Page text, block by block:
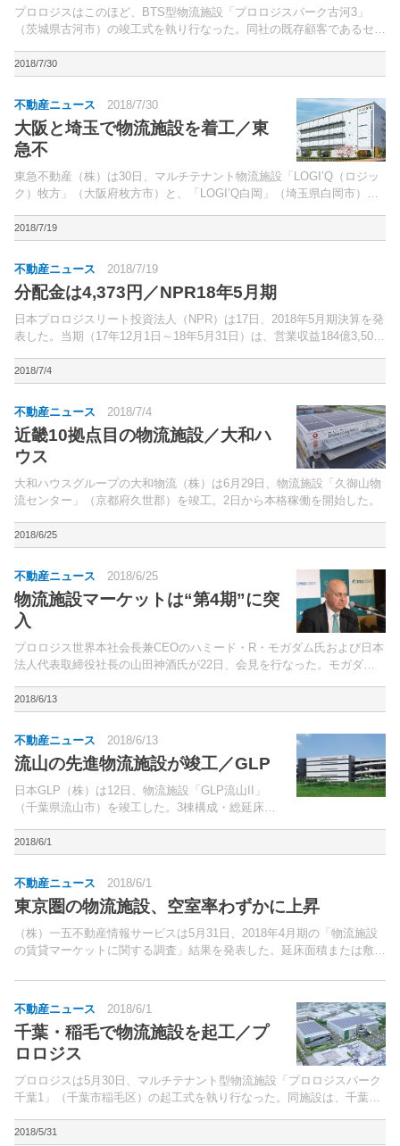
プロロジスはこのほど、BTS型物流施設「プロロジスパーク古河3」
（茨城県古河市）の竣工式を執り行なった。同社の既存顧客であるセン
2018/7/30
不動産ニュース 2018/7/30
大阪と埼玉で物流施設を着工／東
急不
東急不動産（株）は30日、マルチテナント物流施設「LOGI’Q（ロジッ
ク）牧方」（大阪府枚方市）と、「LOGI’Q白岡」（埼玉県白岡市）の
2018/7/19
不動産ニュース 2018/7/19
分配金は4,373円／NPR18年5月期
日本プロロジスリート投資法人（NPR）は17日、2018年5月期決算を発
表した。当期（17年12月1日～18年5月31日）は、営業収益184億3,500
益80億7,60...
2018/7/4
不動産ニュース 2018/7/4
近畿10拠点目の物流施設／大和ハ
ウス
大和ハウスグループの大和物流（株）は6月29日、物流施設「久御山物
流センター」（京都府久世郡）を竣工。2日から本格稼働を開始した。
2018/6/25
不動産ニュース 2018/6/25
物流施設マーケットは“第4期”に突
入
プロロジス世界本社会長兼CEOのハミード・R・モガダム氏および日本
法人代表取締役社長の山田神酒氏が22日、会見を行なった。モガダム
床面積約6,300万平方メートルに達したと述べた。
2018/6/13
不動産ニュース 2018/6/13
流山の先進物流施設が竣工／GLP
日本GLP（株）は12日、物流施設「GLP流山II」
（千葉県流山市）を竣工した。3棟構成・総延床面
流山」プロジェクトの2棟目。
2018/6/1
不動産ニュース 2018/6/1
東京圏の物流施設、空室率わずかに上昇
（株）一五不動産情報サービスは5月31日、2018年4月期の「物流施設
の賃貸マーケットに関する調査」結果を発表した。延床面積または敷地
るもの。
不動産ニュース 2018/6/1
千葉・稲毛で物流施設を起工／プ
ロロジス
プロロジスは5月30日、マルチテナント型物流施設「プロロジスパーク
千葉1」（千葉市稲毛区）の起工式を執り行なった。同施設は、千葉湾
2018/5/31